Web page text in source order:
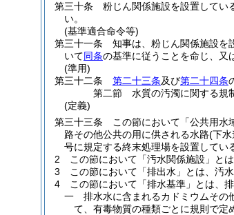
第三十条
粉じん関係施設を設置してい
い。
(基準適合命令等)
第三十一条
知事は、粉じん関係施設を
いて同条の基準に従うことを命じ、又
(準用)
第三十二条
第二十三条及び第二十四条
第二節
水質の汚濁に関する規
(定義)
第三十三条
この節において「公共用水
路その他公共の用に供される水路(下水
号に規定する終末処理場を設置してい
2
この節において「汚水関係施設」とは
3
この節において「排出水」とは、汚
4
この節において「排水基準」とは、
一
排水水に含まれるカドミウムその
て、有毒物質の種類ごとに規則で定